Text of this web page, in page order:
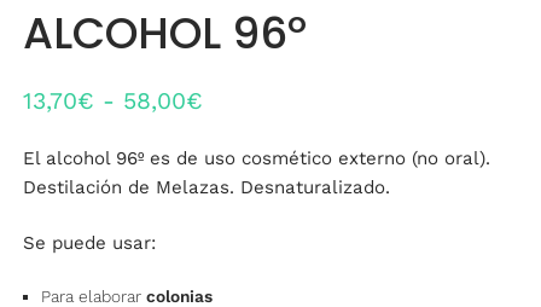
ALCOHOL 96º
13,70€ - 58,00€
precios:
hasta
El alcohol 96º es de uso cosmético externo (no oral).
Destilación de Melazas. Desnaturalizado.
Se puede usar:
Para elaborarcolonias